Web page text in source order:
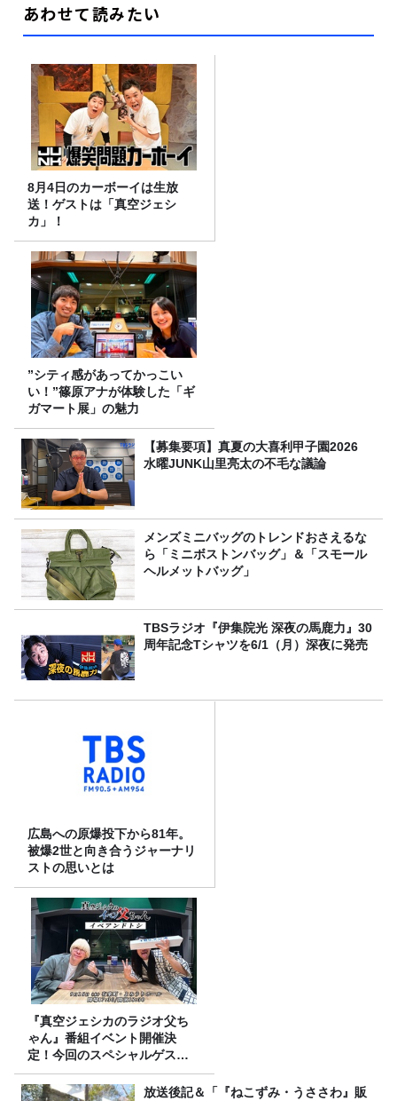
あわせて読みたい
8月4日のカーボーイは生放
送！ゲストは「真空ジェシ
カ」！
”シティ感があってかっこい
い！”篠原アナが体験した「ギ
ガマート展」の魅力
【募集要項】真夏の大喜利甲子園2026
水曜JUNK山里亮太の不毛な議論
メンズミニバッグのトレンドおさえるな
ら「ミニボストンバッグ」＆「スモール
ヘルメットバッグ」
TBSラジオ『伊集院光 深夜の馬鹿力』30
周年記念Tシャツを6/1（月）深夜に発売
広島への原爆投下から81年。
被爆2世と向き合うジャーナリ
ストの思いとは
『真空ジェシカのラジオ父ち
ゃん』番組イベント開催決
定！今回のスペシャルゲスト
は、タカアンドトシ！
放送後記＆「『ねこずみ・うささわ』販